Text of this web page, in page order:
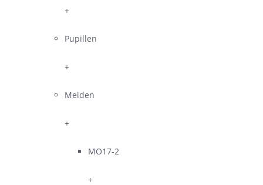
+
Pupillen
+
Meiden
+
MO17-2
+